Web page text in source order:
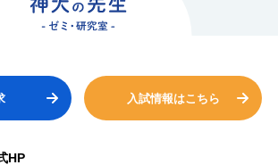
入試情報はこちら
HP